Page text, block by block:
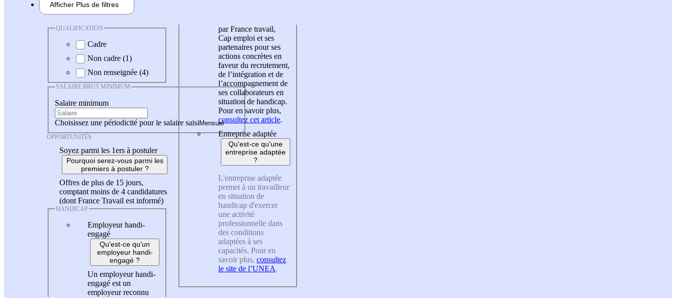
Afficher Plus de filtres
QUALIFICATION
Cadre
Non cadre (1)
Non renseignée (4)
SALAIRE BRUT MINIMUM
Salaire minimum
Choisissez une périodicité pour le salaire saisi
OPPORTUNITÉS
Soyez parmi les 1ers à postuler
Pourquoi serez-vous parmi les
premiers à postuler ?
Offres de plus de 15 jours,
comptant moins de 4 candidatures
(dont France Travail est informé)
HANDICAP
Employeur handi-
engagé
Qu'est-ce qu'un
employeur handi-
engagé ?
Un employeur handi-
engagé est un
employeur reconnu
par France travail,
Cap emploi et ses
partenaires pour ses
actions concrètes en
faveur du recrutement,
de l’intégration et de
l’accompagnement de
ses collaborateurs en
situation de handicap.
Pour en savoir plus,
consultez cet article.
Entreprise adaptée
Qu'est-ce qu'une
entreprise adaptée
?
L'entreprise adaptée
permet à un travailleur
en situation de
handicap d'exercer
une activité
professionnelle dans
des conditions
adaptées à ses
capacités. Pour en
savoir plus, consultez
le site de l’UNEA.